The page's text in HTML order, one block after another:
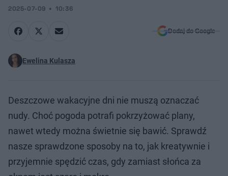
2025-07-09 10:36
Dodaj do Google
Ewelina Kulasza
Deszczowe wakacyjne dni nie muszą oznaczać
nudy. Choć pogoda potrafi pokrzyżować plany,
nawet wtedy można świetnie się bawić. Sprawdź
nasze sprawdzone sposoby na to, jak kreatywnie i
przyjemnie spędzić czas, gdy zamiast słońca za